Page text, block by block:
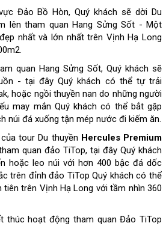
Đảo Bồ Hòn, Quý khách sẽ dời Du
lên tham quan Hang Sửng Sốt - Một
nhất và lớn nhất trên Vịnh Hạ Long
quan Hang Sửng Sốt, Quý khách sẽ
- tại đây Quý khách có thể tự trải
hoặc ngồi thuyền nan do những người
may mắn Quý khách có thể bắt gặp
núi đá xuống tận mép nước đi kiếm ăn.
tour Du thuyền Hercules Premium
quan đảo TiTop, tại đây Quý khách
hoặc leo núi với hơn 400 bậc đá dốc
trên đỉnh đảo TiTop Quý khách có thể
trên Vịnh Hạ Long với tầm nhìn 360
thúc hoạt động tham quan Đảo TiTop